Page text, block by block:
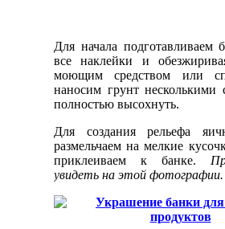
Для начала подготавливаем
все наклейки и
моющим средством или
наносим грунт несколькими
полностью высохнуть.
Для создания рельефа
размельчаем на мелкие
приклеиваем к банке.
увидеть на этой фотографии.